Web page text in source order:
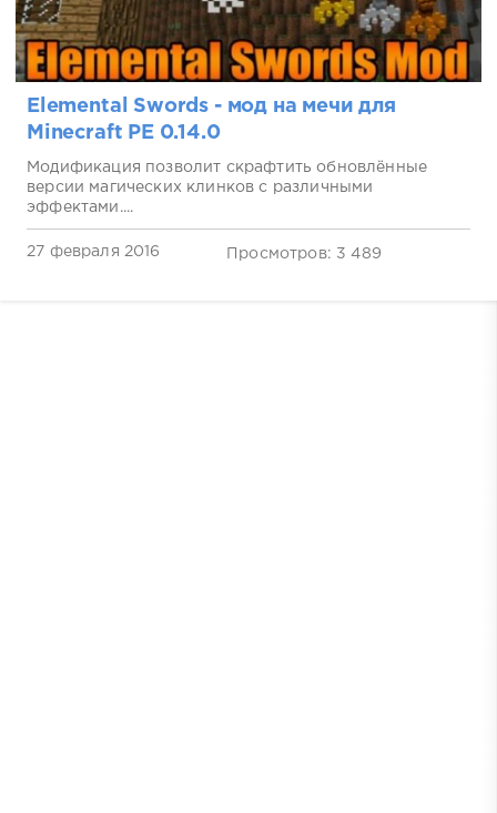
Elemental Swords - мод на мечи для
Minecraft PE 0.14.0
Модификация позволит скрафтить обновлённые
версии магических клинков с различными
эффектами....
27 февраля 2016 Просмотров: 3 489